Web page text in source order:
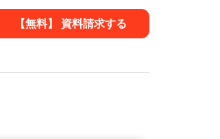
【無料】 資料請求する